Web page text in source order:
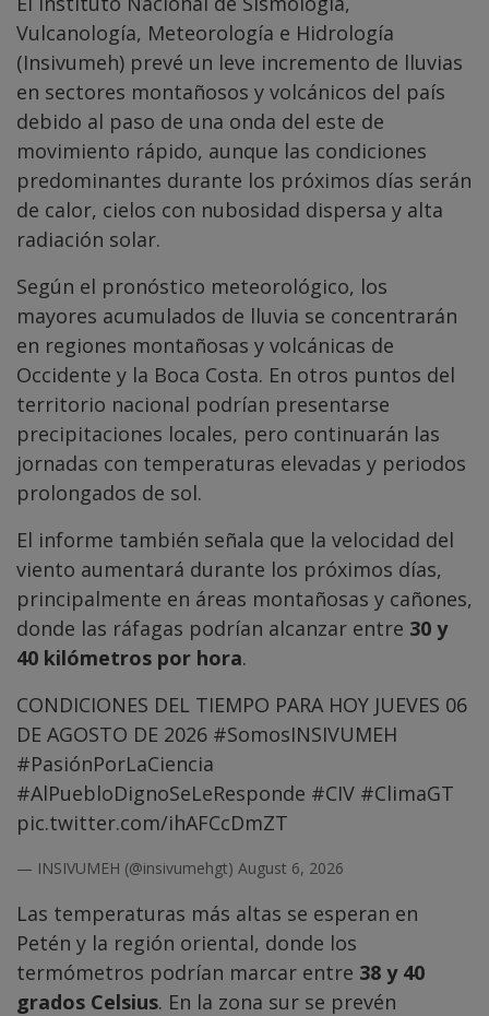
Vulcanología, Meteorología e Hidrología
(Insivumeh) prevé un leve incremento de lluvias
en sectores montañosos y volcánicos del país
debido al paso de una onda del este de
movimiento rápido, aunque las condiciones
predominantes durante los próximos días serán
de calor, cielos con nubosidad dispersa y alta
radiación solar.
Según el pronóstico meteorológico, los
mayores acumulados de lluvia se concentrarán
en regiones montañosas y volcánicas de
Occidente y la Boca Costa. En otros puntos del
territorio nacional podrían presentarse
precipitaciones locales, pero continuarán las
jornadas con temperaturas elevadas y periodos
prolongados de sol.
El informe también señala que la velocidad del
viento aumentará durante los próximos días,
principalmente en áreas montañosas y cañones,
donde las ráfagas podrían alcanzar entre 30 y
40 kilómetros por hora.
CONDICIONES DEL TIEMPO PARA HOY JUEVES 06
DE AGOSTO DE 2026 #SomosINSIVUMEH
#PasiónPorLaCiencia
#AlPuebloDignoSeLeResponde #CIV #ClimaGT
pic.twitter.com/ihAFCcDmZT
— INSIVUMEH (@insivumehgt) August 6, 2026
Las temperaturas más altas se esperan en
Petén y la región oriental, donde los
termómetros podrían marcar entre 38 y 40
grados Celsius. En la zona sur se prevén